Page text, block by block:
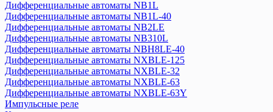
Кулачковый переключатель LW
Оборудование сигнализации и управления
Плавкие вставки
Расцепитель независимый
Реле времени
Розетки на din-рейку
Рубильники
Тепловое реле
Трансформаторы
Дифференциальные автоматы NB1L
Дифференциальные автоматы NB1L-40
Дифференциальные автоматы NB2LE
Дифференциальные автоматы NB310L
Дифференциальные автоматы NBH8LE-40
Дифференциальные автоматы NXBLE-125
Дифференциальные автоматы NXBLE-32
Дифференциальные автоматы NXBLE-63
Дифференциальные автоматы NXBLE-63Y
Импульсные реле